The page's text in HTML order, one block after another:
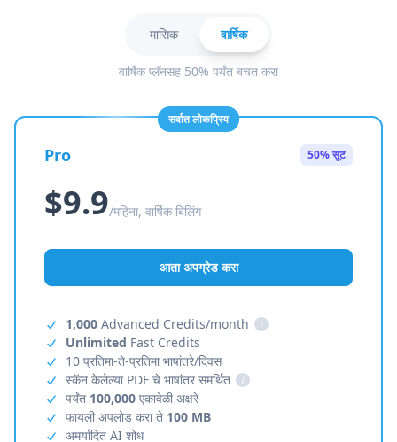
मासिक वार्षिक
वार्षिक प्लॅनसह 50% पर्यंत बचत करा
सर्वात लोकप्रिय
Pro 50% सूट
$9.9/महिना, वार्षिक बिलिंग
आता अपग्रेड करा
1,000 Advanced Credits/month
i
Unlimited Fast Credits
10 प्रतिमा-ते-प्रतिमा भाषांतरे/दिवस
स्कॅन केलेल्या PDF चे भाषांतर समर्थित
i
पर्यंत 100,000 एकावेळी अक्षरे
फायली अपलोड करा ते 100 MB
अमर्यादित AI शोध